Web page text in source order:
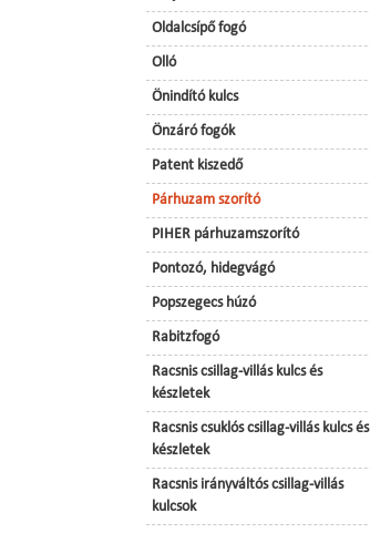
Oldalcsípő fogó
Olló
Önindító kulcs
Önzáró fogók
Patent kiszedő
Párhuzam szorító
PIHER párhuzamszorító
Pontozó, hidegvágó
Popszegecs húzó
Rabitzfogó
Racsnis csillag-villás kulcs és
készletek
Racsnis csuklós csillag-villás kulcs és
készletek
Racsnis irányváltós csillag-villás
kulcsok